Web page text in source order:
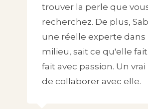
trouver la perle que
recherchez. De plus,
une réelle experte dans
milieu, sait ce qu'elle
fait avec passion. Un
de collaborer avec elle.